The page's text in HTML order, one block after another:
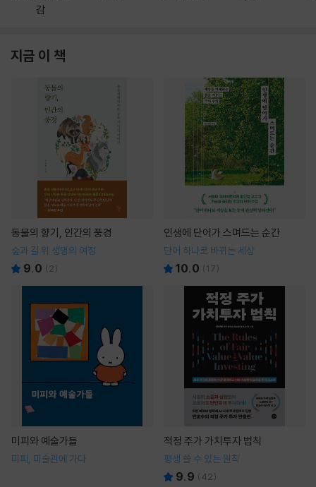
감
지금 이 책
동물의 향기, 인간의 풍경
숲과 길 위 생명의 여정
9.0 ( 2)
인생에 단어가 스며드는 순간
단어 하나로 바뀌는 세상
10.0 (17)
미피와 예술가들
미피, 미술관에 가다
적정 주가 가치투자 법칙
평생 쓸 수 있는 원칙
9.9 (42)